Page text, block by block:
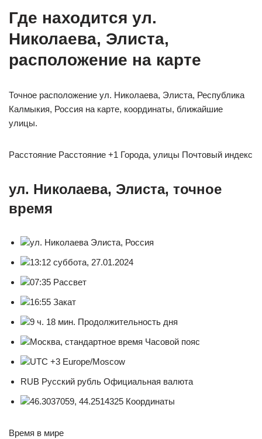
Где находится ул.
Николаева, Элиста,
расположение на карте
Точное расположение ул. Николаева, Элиста, Республика
Калмыкия, Россия на карте, координаты, ближайшие
улицы.
Расстояние Расстояние +1 Города, улицы Почтовый индекс
ул. Николаева, Элиста, точное
время
ул. Николаева Элиста, Россия
13:12 суббота, 27.01.2024
07:35 Рассвет
16:55 Закат
9 ч. 18 мин. Продолжительность дня
Москва, стандартное время Часовой пояс
UTC +3 Europe/Moscow
RUB Русский рубль Официальная валюта
46.3037059, 44.2514325 Координаты
Время в мире